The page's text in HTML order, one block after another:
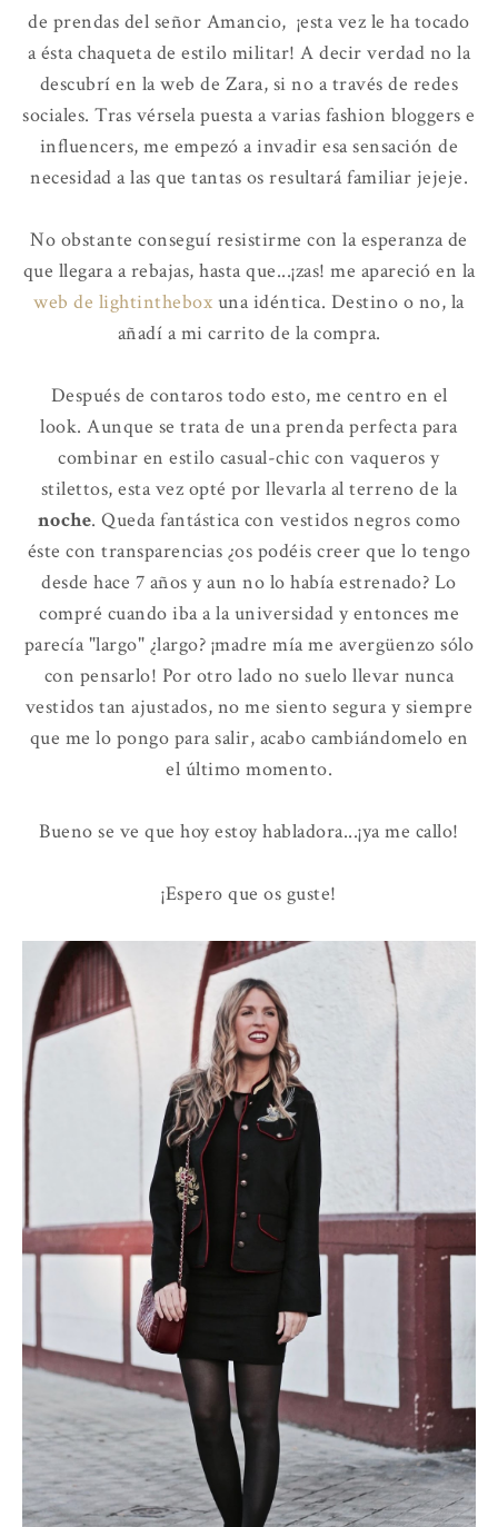
de prendas del señor Amancio, ¡esta vez le ha tocado
a ésta chaqueta de estilo militar! A decir verdad no la
descubrí en la web de Zara, si no a través de redes
sociales. Tras vérsela puesta a varias fashion bloggers e
influencers, me empezó a invadir esa sensación de
necesidad a las que tantas os resultará familiar jejeje.
No obstante conseguí resistirme con la esperanza de
que llegara a rebajas, hasta que...¡zas! me apareció en la
web de lightinthebox una idéntica. Destino o no, la
añadí a mi carrito de la compra.
Después de contaros todo esto, me centro en el
look. Aunque se trata de una prenda perfecta para
combinar en estilo casual-chic con vaqueros y
stilettos, esta vez opté por llevarla al terreno de la
noche. Queda fantástica con vestidos negros como
éste con transparencias ¿os podéis creer que lo tengo
desde hace 7 años y aun no lo había estrenado? Lo
compré cuando iba a la universidad y entonces me
parecía "largo" ¿largo? ¡madre mía me avergüenzo sólo
con pensarlo! Por otro lado no suelo llevar nunca
vestidos tan ajustados, no me siento segura y siempre
que me lo pongo para salir, acabo cambiándomelo en
el último momento.
Bueno se ve que hoy estoy habladora...¡ya me callo!
¡Espero que os guste!